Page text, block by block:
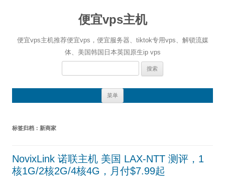
便宜vps主机
便宜vps主机推荐便宜vps，便宜服务器、tiktok专用vps、解锁流媒
体、美国韩国日本英国原生ip vps
搜
菜单
标签归档： 新商家
NovixLink 诺联主机 美国 LAX-NTT 测评，1
核1G/2核2G/4核4G，月付$7.99起